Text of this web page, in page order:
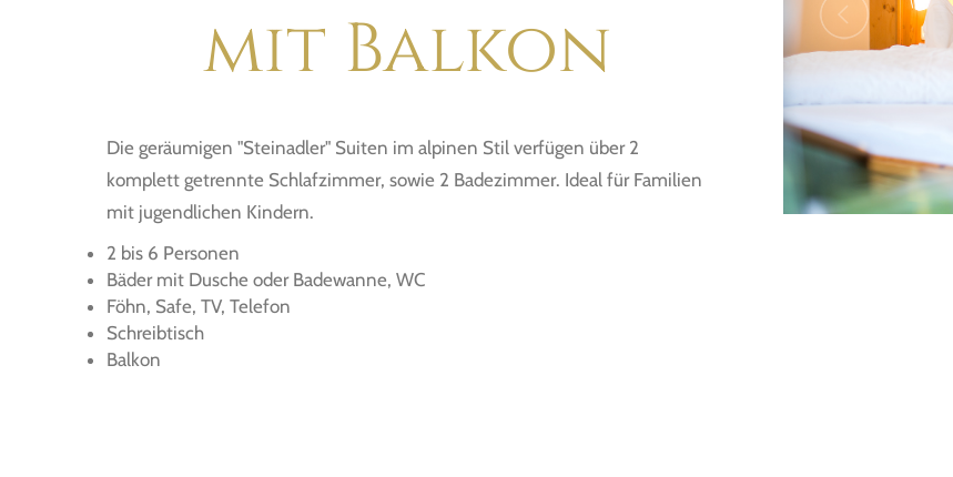
mit Balkon
Die geräumigen "Steinadler" Suiten im alpinen Stil verfügen über 2
komplett getrennte Schlafzimmer, sowie 2 Badezimmer. Ideal für Familien
mit jugendlichen Kindern.
2 bis 6 Personen
Bäder mit Dusche oder Badewanne, WC
Föhn, Safe, TV, Telefon
Schreibtisch
Balkon